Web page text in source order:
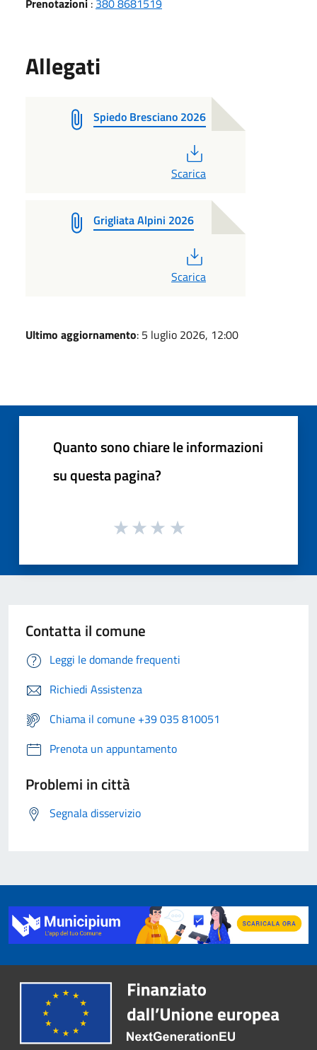
Allegati
Spiedo Bresciano 2026
Scarica
Grigliata Alpini 2026
Scarica
Ultimo aggiornamento: 5 luglio 2026, 12:00
Quanto sono chiare le informazioni
su questa pagina?
Contatta il comune
Leggi le domande frequenti
Richiedi Assistenza
Chiama il comune +39 035 810051
Prenota un appuntamento
Problemi in città
Segnala disservizio